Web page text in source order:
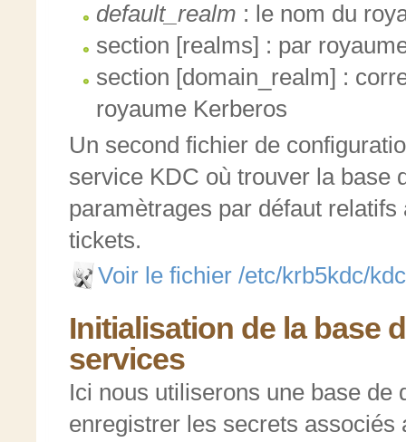
default_realm : le nom du
section [realms] : par
section [domain_realm] :
royaume Kerberos
Un second fichier de
service KDC où trouver la base
paramètrages par défaut
tickets.
Voir le fichier /etc/krb5kdc/
Initialisation de la base
services
Ici nous utiliserons une base de
enregistrer les secrets